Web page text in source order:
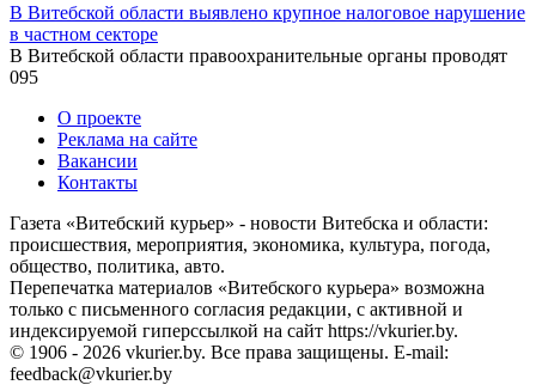
В Витебской области выявлено крупное налоговое нарушение
в частном секторе
В Витебской области правоохранительные органы проводят
095
О проекте
Реклама на сайте
Вакансии
Контакты
Газета «Витебский курьер» - новости Витебска и области:
происшествия, мероприятия, экономика, культура, погода,
общество, политика, авто.
Перепечатка материалов «Витебского курьера» возможна
только с письменного согласия редакции, с активной и
индексируемой гиперссылкой на сайт https://vkurier.by.
© 1906 - 2026 vkurier.by. Все права защищены. E-mail:
feedback@vkurier.by